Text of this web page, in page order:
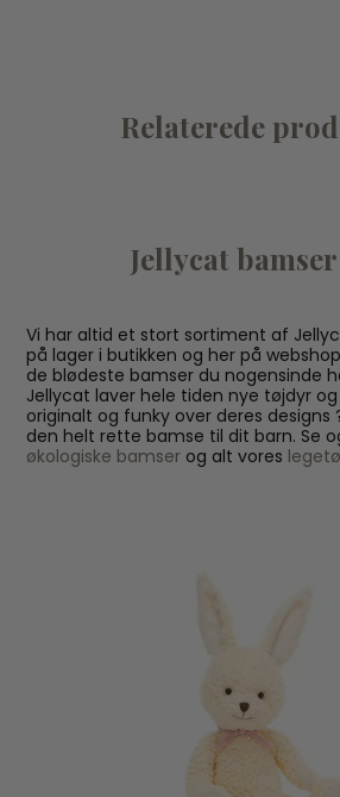
Relaterede
Jellycat
Vi har altid et stort sortiment af
på lager i butikken og her på
de blødeste bamser du nogensinde
Jellycat laver hele tiden nye tøjdyr
originalt og funky over deres designs
den helt rette bamse til dit barn. Se
økologiske bamser og alt vores